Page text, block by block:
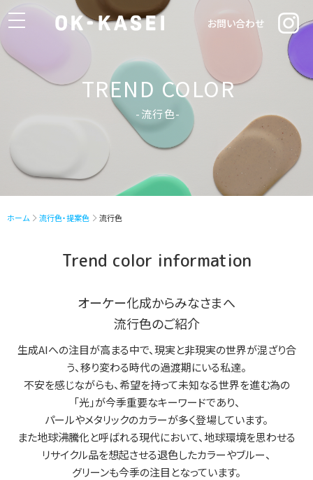
toggle
navigation
お問い合わせ
TREND COLOR
-流行色-
ホーム 流行色・提案色 流行色
Trend color information
オーケー化成からみなさまへ
流行色のご紹介
生成AIへの注目が高まる中で、現実と非現実の世界が混ざり合
う、移り変わる時代の過渡期にいる私達。
不安を感じながらも、希望を持って未知なる世界を進む為の
「光」が今季重要なキーワードであり、
パールやメタリックのカラーが多く登場しています。
また地球沸騰化と呼ばれる現代において、地球環境を思わせる
リサイクル品を想起させる退色したカラーやブルー、
グリーンも今季の注目となっています。